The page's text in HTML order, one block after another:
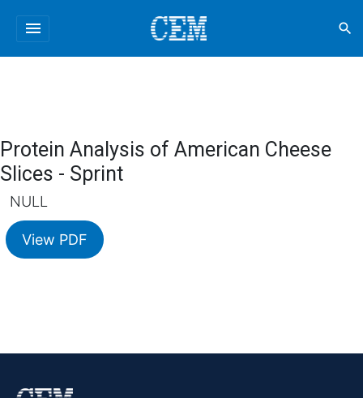
menu search
Protein Analysis of American Cheese
Slices - Sprint
NULL
View PDF